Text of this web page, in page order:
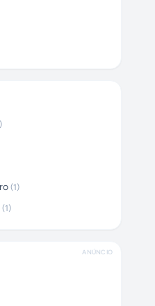
)
(1)
(1)
ANÚNCIO